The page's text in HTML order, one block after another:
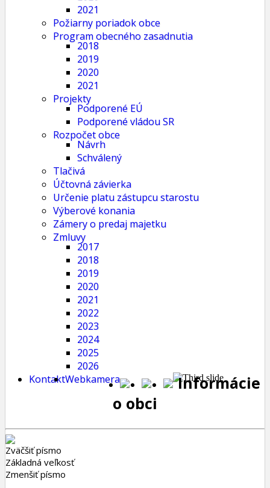
2021
Požiarny poriadok obce
Program obecného zasadnutia
2018
2019
2020
2021
Projekty
Podporené EÚ
Podporené vládou SR
Rozpočet obce
Návrh
Schválený
Tlačivá
Účtovná závierka
Určenie platu zástupcu starostu
Výberové konania
Zámery o predaj majetku
Zmluvy
2017
2018
2019
2020
2021
2022
2023
2024
2025
2026
KontaktWebkamera
Informácie
o obci
Zväčšiť písmo
Základná veľkosť
Zmenšiť písmo